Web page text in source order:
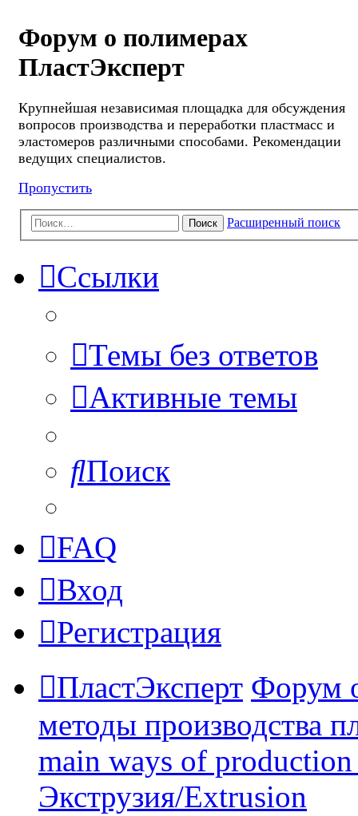
Форум о полимерах
ПластЭксперт
Крупнейшая независимая площадка для обсуждения
вопросов производства и переработки пластмасс и
эластомеров различными способами. Рекомендации
ведущих специалистов.
Пропустить
Поиск Расширенный поиск
Ссылки
Темы без ответов
Активные темы
Поиск
FAQ
Вход
Регистрация
ПластЭксперт Форум
методы производства
main ways of
Экструзия/Extrusion